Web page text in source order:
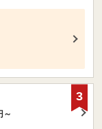
～
3